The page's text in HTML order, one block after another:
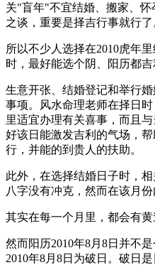
关"盲年"不宜结婚、搬家、
之谈，重要是择吉行事就行了
所以不少人选择在2010虎年
时，最好能选个阴、阳历都吉
生意开张、结婚登记和举行
事项。风水命理老师在择日
里适宜办理有关喜事，而且
好该日能激发吉利的气场，
行，并能的到贵人的扶助。
此外，在选择结婚日子时，
八字没有冲克，然而在该月份
其实在每一个月里，都会有黄
然而阳历2010年8月8日并不
2010年8月8日为破日。破日